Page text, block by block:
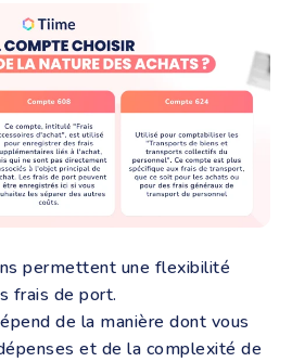
permettent une flexibilité
frais de port.
de la manière dont vous
et de la complexité de